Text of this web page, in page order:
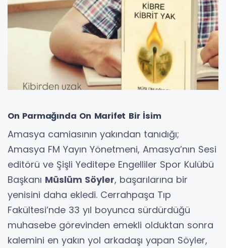
On Parmağında On Marifet Bir İsim
Amasya camiasının yakından tanıdığı;
Amasya FM Yayın Yönetmeni, Amasya’nın Sesi
editörü ve Şişli Yeditepe Engelliler Spor Kulübü
Başkanı Müslüm Söyler, başarılarına bir
yenisini daha ekledi. Cerrahpaşa Tıp
Fakültesi’nde 33 yıl boyunca sürdürdüğü
muhasebe görevinden emekli olduktan sonra
kalemini en yakın yol arkadaşı yapan Söyler,